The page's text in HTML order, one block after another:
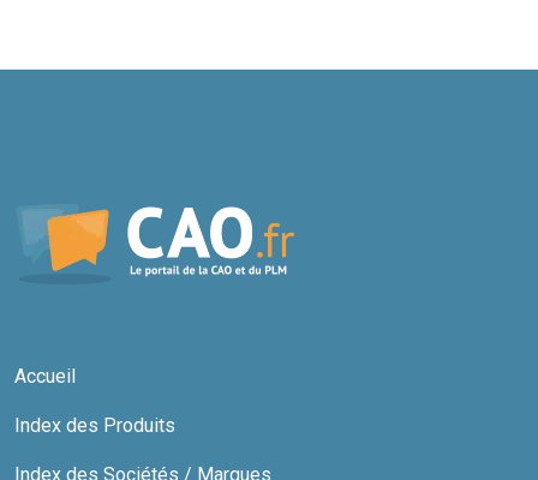
Accueil
Index des Produits
Index des Sociétés / Marques